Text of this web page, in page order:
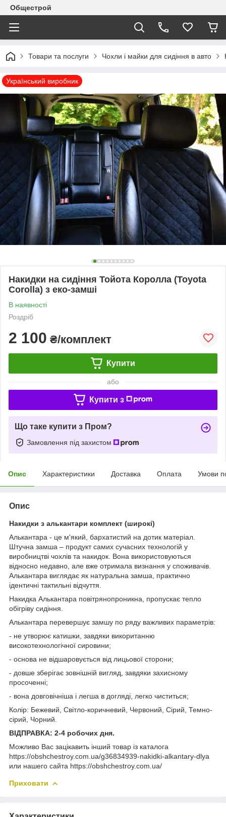
Общестрой
Товари та послуги Чохли і майки для сидіння в авто
Український виробник
Накидки на сидіння Тойота Королла (Toyota
Corolla) з еко-замші
В наявності
Роздріб
2 100 ₴/комплект
Купити
або
Купити з
Що таке купити з Пром?
Замовлення під захистом
Опис Характеристики Доставка Оплата Умови
Опис
Накидки з алькантари комплект (широкі)
Алькантара - це м'який, бархатистий на дотик матеріал.
Штучна замша – продукт самих сучасних технологій у
виробництві чохлів та накидок. Вона використовуються
відносно недавно, але вже отримала визнання у споживачів.
Алькантара виглядає як натуральна замша, практично
ідентичні тактильні відчуття.
Накидка Алькантара повітрянопроникна, пропускає тепло
обігріву сидіння.
Алькантара перевершує замшу по ряду важливих параметрів:
- не утворює катишки, завдяки викоританню
високотехнологічної сировини;
- основа не відшаровується від лицьової сторони;
- довше зберігає зовнішній вигляд, завдяки захисному
просоченні;
- вона довговічніша і легша в догляді, легко чиститься;
Колір: Бежевий, Світло-коричневий, Червоний, Сірий, Темно-
сірий, Чорний.
ВІДПРАВКА: 2-4 робочих дня.
Можливо Вас зацікавить інший товар із каталога
https://obshchestroy.com.ua/g36834939-nakidki-alkantary-dlya
или нашего сайта https://obshchestroy.com.ua/
Приховати